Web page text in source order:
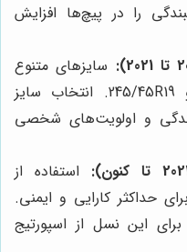
را در پیچ‌ها افزایش
سایزهای متنوع
225/60R17، 235/55R18، و 245/45R19. انتخاب سایز
و اولویت‌های شخصی
استفاده از
235/55R19 یا 235/50R20 برای حداکثر کارایی و ایمنی.
این نسل از اسپورتیج